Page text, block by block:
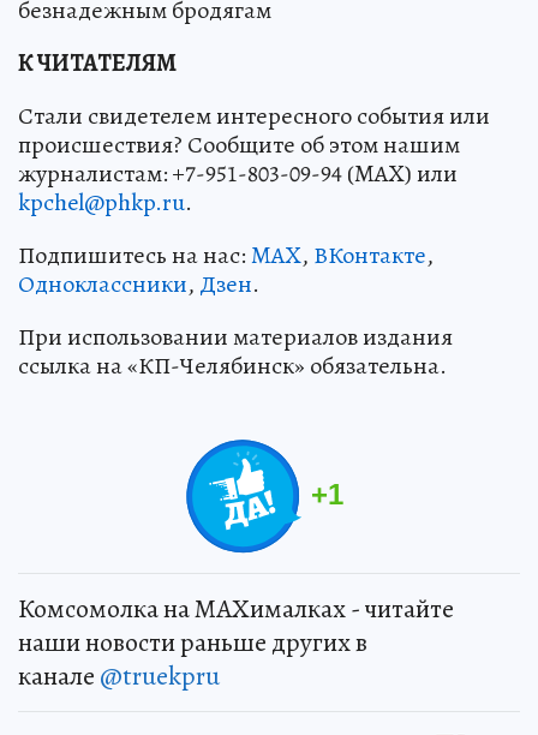
безнадежным бродягам
К ЧИТАТЕЛЯМ
Стали свидетелем интересного события или
происшествия? Сообщите об этом нашим
журналистам: +7-951-803-09-94 (MAX) или
kpchel@phkp.ru.
Подпишитесь на нас:MAX, ВКонтакте,
Одноклассники, Дзен.
При использовании материалов издания
ссылка на «КП-Челябинск» обязательна.
+1
Комсомолка на MAXималках - читайте
наши новости раньше других в
канале @truekpru